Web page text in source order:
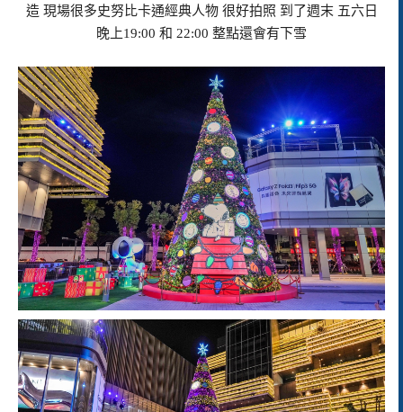
造 現場很多史努比卡通經典人物 很好拍照 到了週末 五六日
晚上19:00 和 22:00 整點還會有下雪